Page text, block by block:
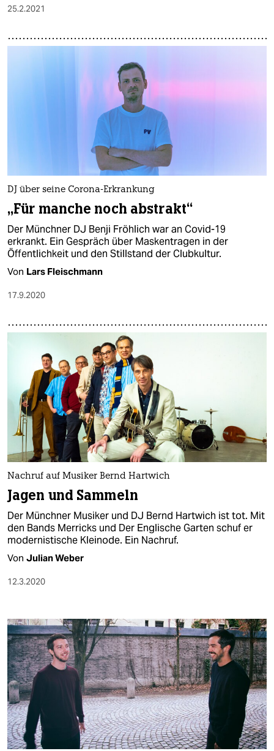
25.2.2021
DJ über seine Corona-Erkrankung
„Für manche noch abstrakt“
Der Münchner DJ Benji Fröhlich war an Covid-19
erkrankt. Ein Gespräch über Maskentragen in der
Öffentlichkeit und den Stillstand der Clubkultur.
Von Lars Fleischmann
17.9.2020
Nachruf auf Musiker Bernd Hartwich
Jagen und Sammeln
Der Münchner Musiker und DJ Bernd Hartwich ist tot. Mit
den Bands Merricks und Der Englische Garten schuf er
modernistische Kleinode. Ein Nachruf.
Von Julian Weber
12.3.2020